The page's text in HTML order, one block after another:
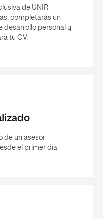
de UNIR
completarás un
desarrollo personal y
tu CV.
de un asesor
el primer día.